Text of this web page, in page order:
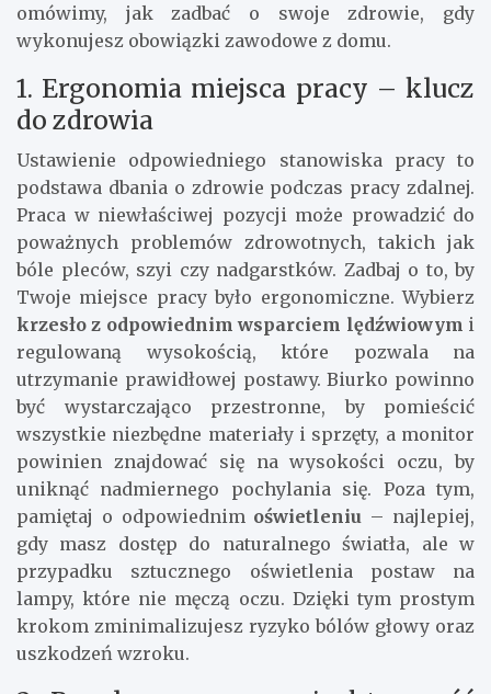
omówimy, jak zadbać o swoje zdrowie, gdy
wykonujesz obowiązki zawodowe z domu.
1. Ergonomia miejsca pracy – klucz
do zdrowia
Ustawienie odpowiedniego stanowiska pracy to
podstawa dbania o zdrowie podczas pracy zdalnej.
Praca w niewłaściwej pozycji może prowadzić do
poważnych problemów zdrowotnych, takich jak
bóle pleców, szyi czy nadgarstków. Zadbaj o to, by
Twoje miejsce pracy było ergonomiczne. Wybierz
krzesło z odpowiednim wsparciem lędźwiowym i
regulowaną wysokością, które pozwala na
utrzymanie prawidłowej postawy. Biurko powinno
być wystarczająco przestronne, by pomieścić
wszystkie niezbędne materiały i sprzęty, a monitor
powinien znajdować się na wysokości oczu, by
uniknąć nadmiernego pochylania się. Poza tym,
pamiętaj o odpowiednim oświetleniu – najlepiej,
gdy masz dostęp do naturalnego światła, ale w
przypadku sztucznego oświetlenia postaw na
lampy, które nie męczą oczu. Dzięki tym prostym
krokom zminimalizujesz ryzyko bólów głowy oraz
uszkodzeń wzroku.